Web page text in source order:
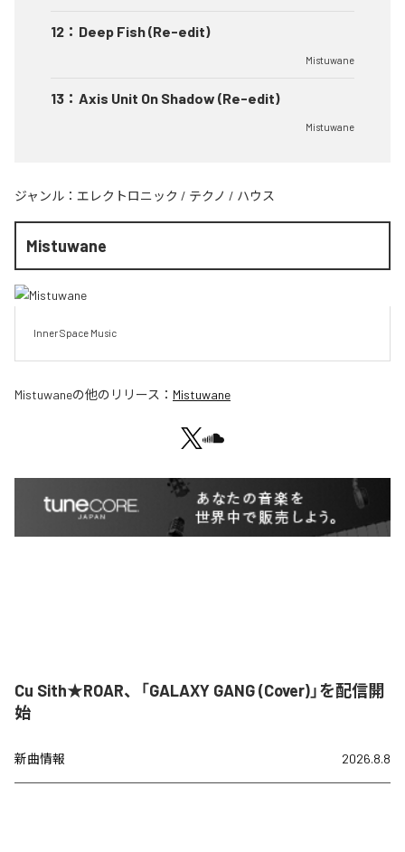
12 ： Deep Fish (Re-edit)
Mistuwane
13 ： Axis Unit On Shadow (Re-edit)
Mistuwane
ジャンル： エレクトロニック / テクノ / ハウス
Mistuwane
Inner Space Music
Mistuwaneの他のリリース： Mistuwane
Cu Sith★ROAR、「GALAXY GANG (Cover)」を配信開
始
新曲情報 2026.8.8